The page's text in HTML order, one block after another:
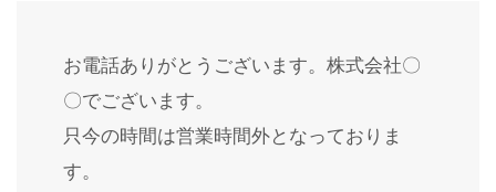
お電話ありがとうございます。株式会社〇
〇でございます。
只今の時間は営業時間外となっておりま
す。